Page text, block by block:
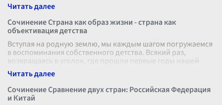
Сочинение Страна как образ жизни - страна как
объективация детства
Вступая на родную землю, мы каждым шагом погружаемся
в воспоминания собственного детства. Всякий раз,
возвращаясь в уголок, где прошли первые годы нашей
жизни, мы осознаем, что стр
Сочинение Сравнение двух стран: Российская Федерация
и Китай